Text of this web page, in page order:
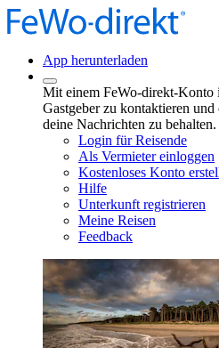
App herunterladen
Mit einem FeWo-direkt-Konto
Gastgeber zu kontaktieren
deine Nachrichten zu behalten.
Login für Reisende
Als Vermieter einloggen
Kostenloses Konto
Hilfe
Unterkunft registrieren
Meine Reisen
Feedback